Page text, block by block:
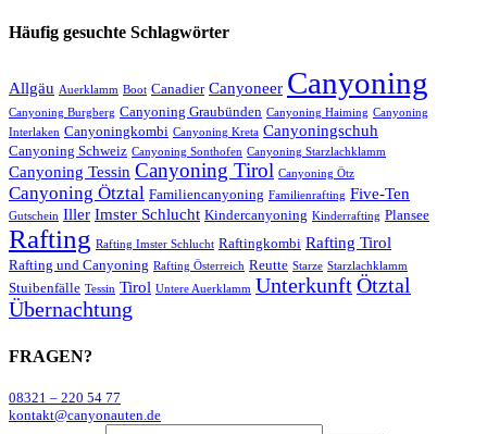
Häufig gesuchte Schlagwörter
Allgäu Auerklamm Boot Canadier Canyoneer Canyoning
Canyoning Burgberg Canyoning Graubünden Canyoning Haiming Canyoning
Interlaken Canyoningkombi Canyoning Kreta Canyoningschuh
Canyoning Schweiz Canyoning Sonthofen Canyoning Starzlachklamm
Canyoning Tessin Canyoning Tirol Canyoning Ötz
Canyoning Ötztal Familiencanyoning Familienrafting Five-Ten
Gutschein Iller Imster Schlucht Kindercanyoning Kinderrafting Plansee
Rafting Rafting Imster Schlucht Raftingkombi Rafting Tirol
Rafting und Canyoning Rafting Österreich Reutte Starze Starzlachklamm
Stuibenfälle Tessin Tirol Untere Auerklamm UnterkunftÖtztal
Übernachtung
FRAGEN?
08321 – 220 54 77
kontakt@canyonauten.de